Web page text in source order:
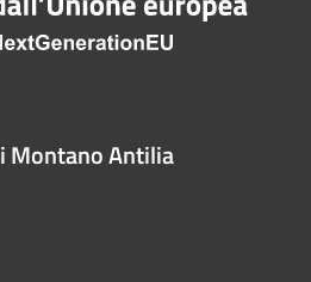
Montano Antilia